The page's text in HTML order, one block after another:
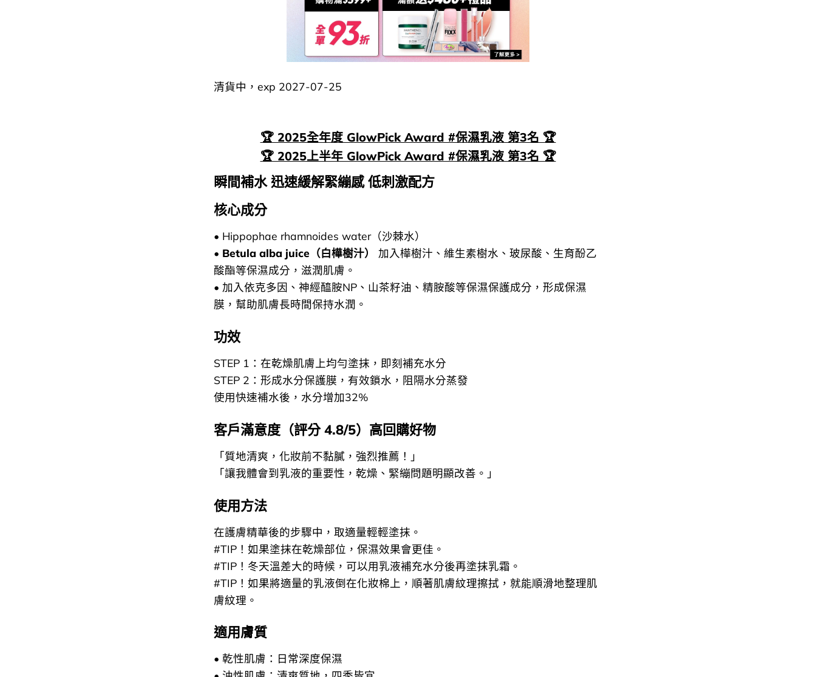
清貨中，exp 2027-07-25
🏆 2025全年度 GlowPick Award #保濕乳液 第3名 🏆
🏆 2025上半年 GlowPick Award #保濕乳液 第3名 🏆
瞬間補水 迅速緩解緊繃感 低刺激配方
核心成分
• Hippophae rhamnoides water（沙棘水）
• Betula alba juice（白樺樹汁）
加入樺樹汁、維生素樹水、玻尿酸、生育酚乙
酸酯等保濕成分，滋潤肌膚。
• 加入依克多因、神經醯胺NP、山茶籽油、精胺酸等保濕保護成分，形成保濕
膜，幫助肌膚長時間保持水潤。
功效
STEP 1：在乾燥肌膚上均勻塗抹，即刻補充水分
STEP 2：形成水分保護膜，有效鎖水，阻隔水分蒸發
使用快速補水後，水分增加32%
客戶滿意度（評分 4.8/5）高回購好物
「質地清爽，化妝前不黏膩，強烈推薦！」
「讓我體會到乳液的重要性，乾燥、緊繃問題明顯改善。」
使用方法
在護膚精華後的步驟中，取適量輕輕塗抹。
#TIP！如果塗抹在乾燥部位，保濕效果會更佳。
#TIP！冬天溫差大的時候，可以用乳液補充水分後再塗抹乳霜。
#TIP！如果將適量的乳液倒在化妝棉上，順著肌膚紋理擦拭，就能順滑地整理肌
膚紋理。
適用膚質
• 乾性肌膚：日常深度保濕